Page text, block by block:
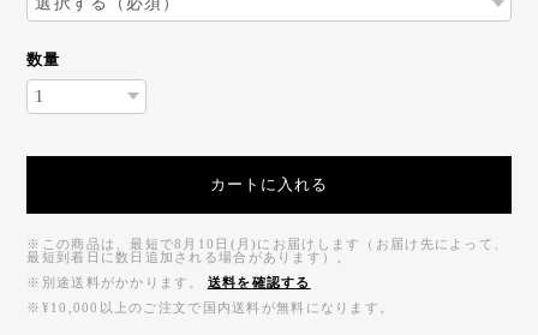
数量
カートに入れる
※この商品は、最短で8月10日(月)にお届けします（お届け先によって、
最短到着日に数日追加される場合があります）。
※別途送料がかかります。
送料を確認する
※¥10,000以上のご注文で国内送料が無料になります。